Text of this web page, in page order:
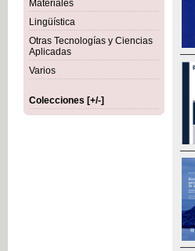
Materiales
Lingüística
Otras Tecnologías y Ciencias
Aplicadas
Varios
Colecciones [+/-]